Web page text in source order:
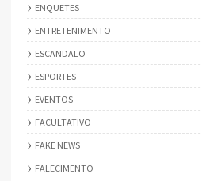
ENQUETES
ENTRETENIMENTO
ESCANDALO
ESPORTES
EVENTOS
FACULTATIVO
FAKE NEWS
FALECIMENTO